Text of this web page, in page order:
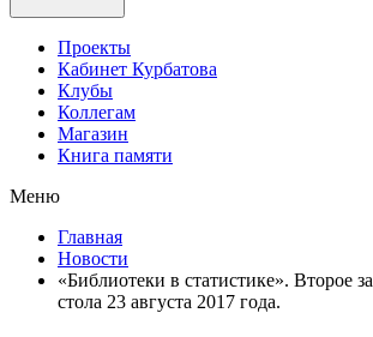
Проекты
Кабинет Курбатова
Клубы
Коллегам
Магазин
Книга памяти
Меню
Главная
Новости
«Библиотеки в статистике». Второе
стола 23 августа 2017 года.